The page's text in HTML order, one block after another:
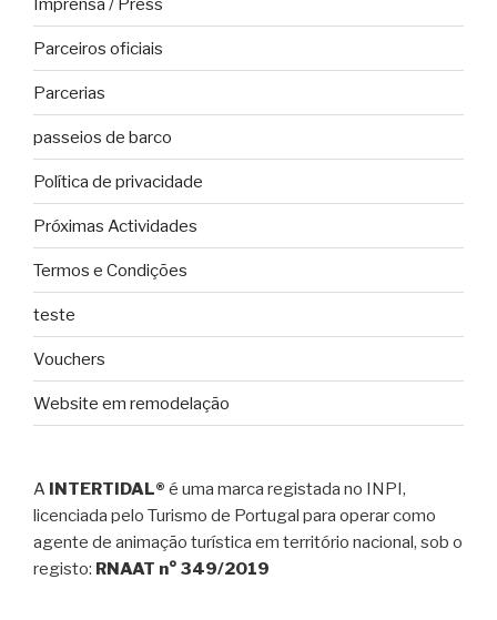
Imprensa / Press
Parceiros oficiais
Parcerias
passeios de barco
Política de privacidade
Próximas Actividades
Termos e Condições
teste
Vouchers
Website em remodelação
A INTERTIDAL® é uma marca registada no INPI,
licenciada pelo Turismo de Portugal para operar como
agente de animação turística em território nacional, sob o
registo: RNAAT n° 349/2019